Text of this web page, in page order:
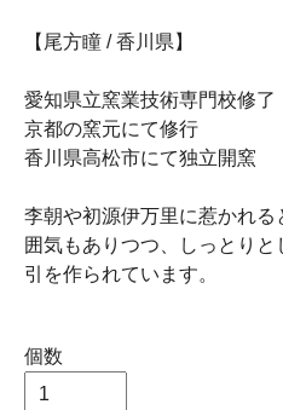
【尾方瞳 / 香川県】
愛知県立窯業技術専門校修了
京都の窯元にて修行
香川県高松市にて独立開窯
李朝や初源伊万里に惹かれ
囲気もありつつ、しっとり
引を作られています。
個数